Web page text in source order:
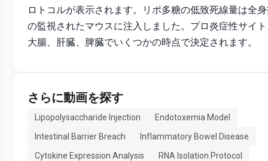
ロトコルが表示されます。リポ多糖の低致死線量は全
の監視されたマウスに注入しました。プロ炎症性サイ
大腸、肝臓、脾臓でいくつかの時点で決定されます。
さらに動画を探す
Lipopolysaccharide Injection
Endotoxemia Model
Intestinal Barrier Breach
Inflammatory Bowel Disease
Cytokine Expression Analysis
RNA Isolation Protocol